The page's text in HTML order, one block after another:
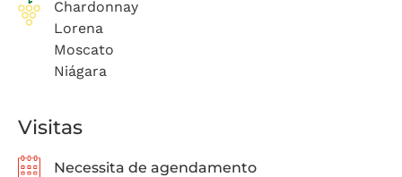
Chardonnay
Lorena
Moscato
Niágara
Visitas
Necessita de agendamento